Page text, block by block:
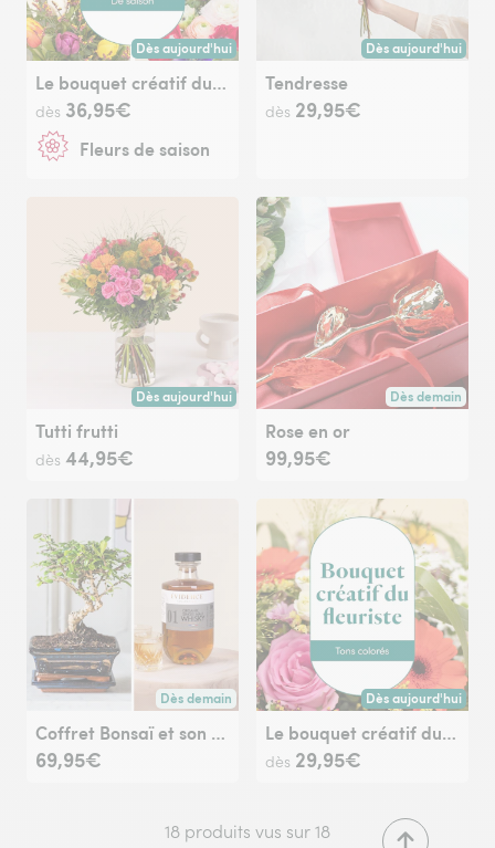
Dès aujourd'hui
Livraison dès aujourd'hui (pour toute commande passée
Le bouquet créatif du fleuriste de saison
dès 36,95€
Fleurs de saison
Dès aujourd'hui
Livraison dès
Tendresse
dès 29,95€
Dès aujourd'hui
Livraison dès aujourd'hui (pour toute commande passée
Tutti frutti
dès 44,95€
Dès demain
Livraison dès
Rose en or
99,95€
Dès demain
Livraison dès demain (pour toute commande passée
Coffret Bonsaï et son Whisky
69,95€
Dès aujourd'hui
Livraison dès
Le bouquet créatif du fleuriste multicolore
dès 29,95€
18 produits vus sur 18